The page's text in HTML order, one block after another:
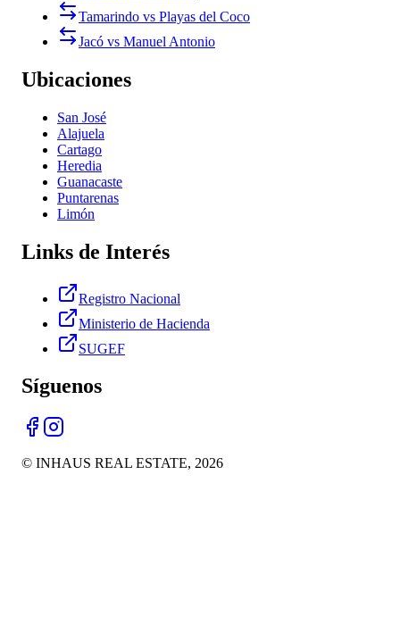
Tamarindo vs Playas del Coco
Jacó vs Manuel Antonio
Ubicaciones
San José
Alajuela
Cartago
Heredia
Guanacaste
Puntarenas
Limón
Links de Interés
Registro Nacional
Ministerio de Hacienda
SUGEF
Síguenos
© INHAUS REAL ESTATE, 2026